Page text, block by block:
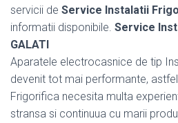
servicii de Service Instalatii
informatii disponibile. Service
GALATI
Aparatele electrocasnice de tip
devenit tot mai performante,
Frigorifica necesita multa
stransa si continuua cu marii